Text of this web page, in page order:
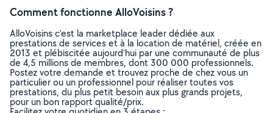
Comment fonctionne AlloVoisins ?
AlloVoisins c’est la marketplace leader dédiée aux
prestations de services et à la location de matériel, créée en
2013 et plébiscitée aujourd’hui par une communauté de plus
de 4,5 millions de membres, dont 300 000 professionnels.
Postez votre demande et trouvez proche de chez vous un
particulier ou un professionnel pour réaliser toutes vos
prestations, du plus petit besoin aux plus grands projets,
pour un bon rapport qualité/prix.